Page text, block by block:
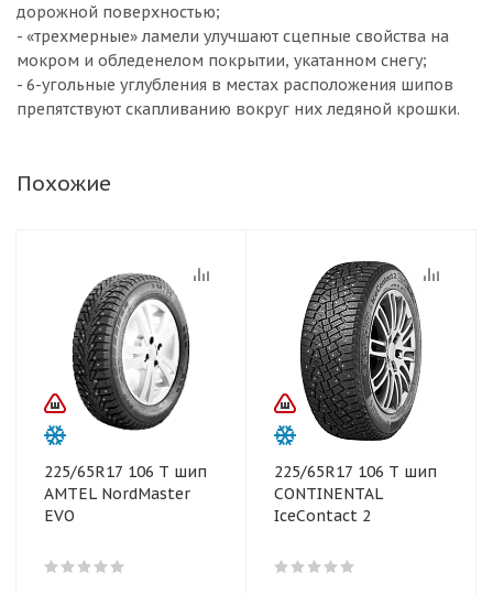
дорожной поверхностью;
- «трехмерные» ламели улучшают сцепные свойства на
мокром и обледенелом покрытии, укатанном снегу;
- 6-угольные углубления в местах расположения шипов
препятствуют скапливанию вокруг них ледяной крошки.
Похожие
225/65R17 106 T шип
AMTEL NordMaster
EVO
225/65R17 106 T шип
CONTINENTAL
IceContact 2